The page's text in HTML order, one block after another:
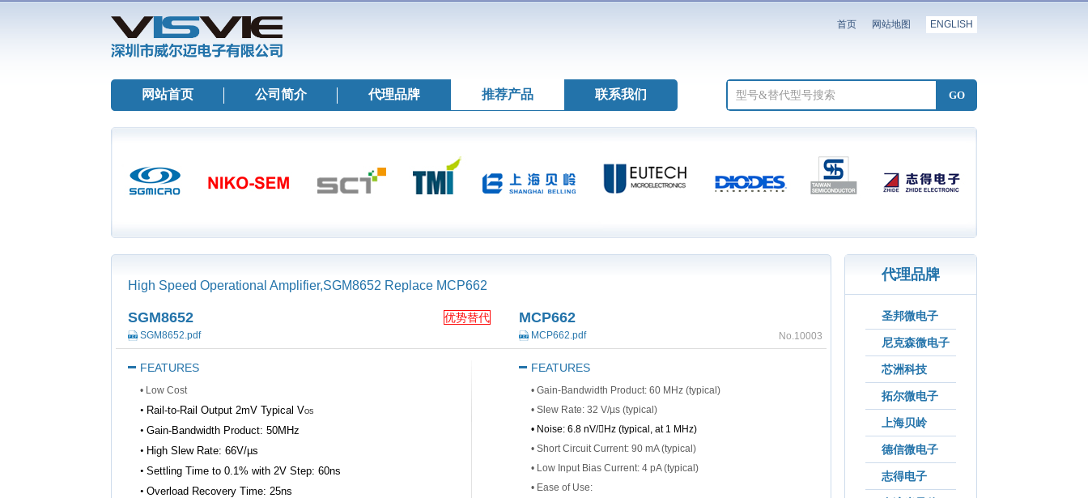
首页 网站地图 ENGLISH
网站首页 公司简介 代理品牌 推荐产品 联系我们
High Speed Operational Amplifier,SGM8652 Replace MCP662
SGM8652
SGM8652.pdf
FEATURES
• Low Cost
• Rail-to-Rail Output 2mV Typical VOS
• Gain-Bandwidth Product: 50MHz
• High Slew Rate: 66V/µs
• Settling Time to 0.1% with 2V Step: 60ns
• Overload Recovery Time: 25ns
优势替代 MCP662
MCP662.pdf No.10003
FEATURES
• Gain-Bandwidth Product: 60 MHz (typical)
• Slew Rate: 32 V/µs (typical)
• Noise: 6.8 nV/ Hz (typical, at 1 MHz)
• Short Circuit Current: 90 mA (typical)
• Low Input Bias Current: 4 pA (typical)
• Ease of Use:
代理品牌
圣邦微电子
尼克森微电子
芯洲科技
拓尔微电子
上海贝岭
德信微电子
志得电子